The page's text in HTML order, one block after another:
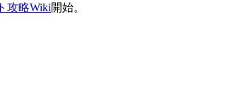
攻略Wiki開始。